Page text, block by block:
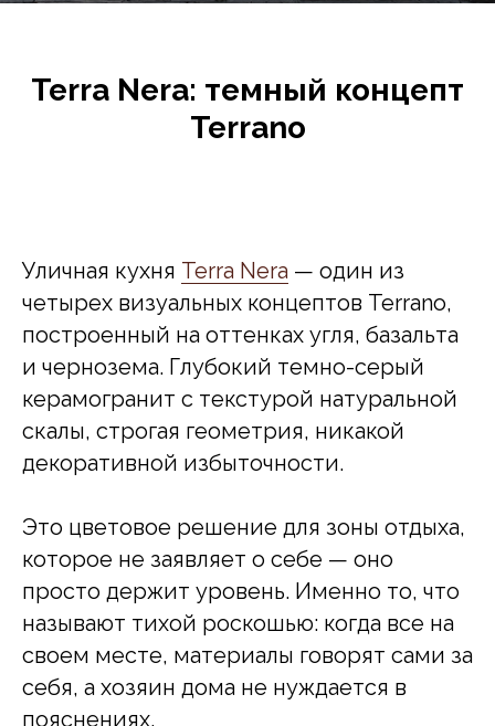
Terra Nera: темный концепт
Terrano
Уличная кухня Terra Nera — один из
четырех визуальных концептов Terrano,
построенный на оттенках угля, базальта
и чернозема. Глубокий темно-серый
керамогранит с текстурой натуральной
скалы, строгая геометрия, никакой
декоративной избыточности.
Это цветовое решение для зоны отдыха,
которое не заявляет о себе — оно
просто держит уровень. Именно то, что
называют тихой роскошью: когда все на
своем месте, материалы говорят сами за
себя, а хозяин дома не нуждается в
пояснениях.